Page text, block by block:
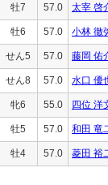
牡7 57.0 太宰 啓
牡6 57.0 小林 徹
せん5 57.0 藤岡 佑
せん8 57.0 水口 優
牝6 55.0 四位 洋
牡5 57.0 和田 竜
牡4 57.0 菱田 裕